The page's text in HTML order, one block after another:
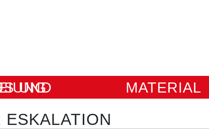
MATERIAL